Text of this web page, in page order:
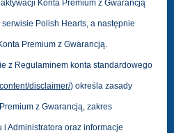
Konta Premium z Gwarancją
Polish Hearts, a następnie
Premium z Gwarancją.
z Regulaminem konta standardowego
disclaimer/) określa zasady
z Gwarancją, zakres
Administratora oraz informacje